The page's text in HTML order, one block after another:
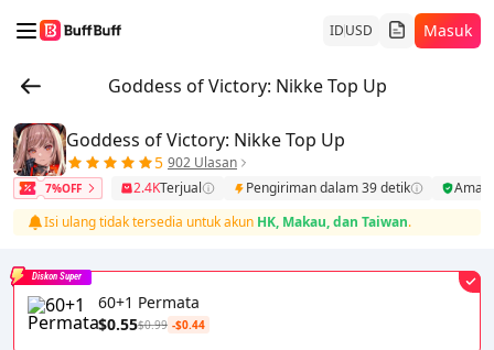
IDUSD Masuk
Goddess of Victory: Nikke Top Up
Goddess of Victory: Nikke Top Up
5 902 Ulasan
7%OFF 2.4KTerjual Pengiriman dalam 39 detik
Aman
Isi ulang tidak tersedia untuk akun HK, Makau, dan Taiwan.
60+1 Permata
$0.55$0.99 -$0.44
Diskon Super